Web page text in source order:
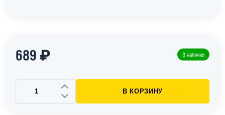
689 ₽ В наличии
В КОРЗИНУ